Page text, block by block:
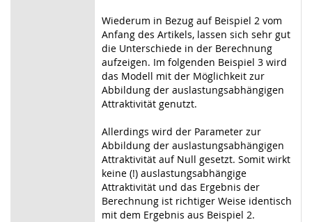
Wiederum in Bezug auf Beispiel 2 vom
Anfang des Artikels, lassen sich sehr gut
die Unterschiede in der Berechnung
aufzeigen. Im folgenden Beispiel 3 wird
das Modell mit der Möglichkeit zur
Abbildung der auslastungsabhängigen
Attraktivität genutzt.
Allerdings wird der Parameter zur
Abbildung der auslastungsabhängigen
Attraktivität auf Null gesetzt. Somit wirkt
keine (!) auslastungsabhängige
Attraktivität und das Ergebnis der
Berechnung ist richtiger Weise identisch
mit dem Ergebnis aus Beispiel 2.